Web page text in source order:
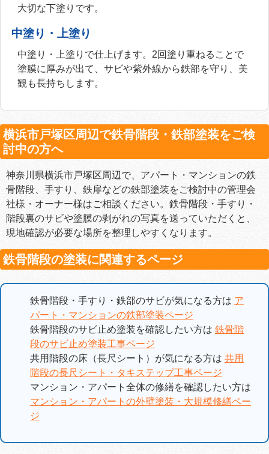
大切な下塗りです。
中塗り・上塗り
中塗り・上塗りで仕上げます。2回塗り重ねることで
塗膜に厚みが出て、サビや紫外線から鉄部を守り、美
観も長持ちします。
横浜市戸塚区周辺で鉄骨階段・鉄部塗装をご検
討中の方へ
神奈川県横浜市戸塚区周辺で、アパート・マンションの鉄
骨階段、手すり、鉄扉などの鉄部塗装をご検討中の管理会
社様・オーナー様はご相談ください。鉄骨階段・手すり・
階段裏のサビや塗膜の剥がれの写真を送っていただくと、
現地確認が必要な場所を整理しやすくなります。
鉄骨階段の塗装に関連するページ
鉄骨階段・手すり・鉄部のサビが気になる方は ア
パート・マンションの鉄部塗装ページ
鉄骨階段のサビ止め塗装を確認したい方は 鉄骨階
段のサビ止め塗装工事ページ
共用階段の床（長尺シート）が気になる方は 共用
階段の長尺シート・タキステップ工事ページ
マンション・アパート全体の修繕を確認したい方は
マンション・アパートの外壁塗装・大規模修繕ペー
ジ